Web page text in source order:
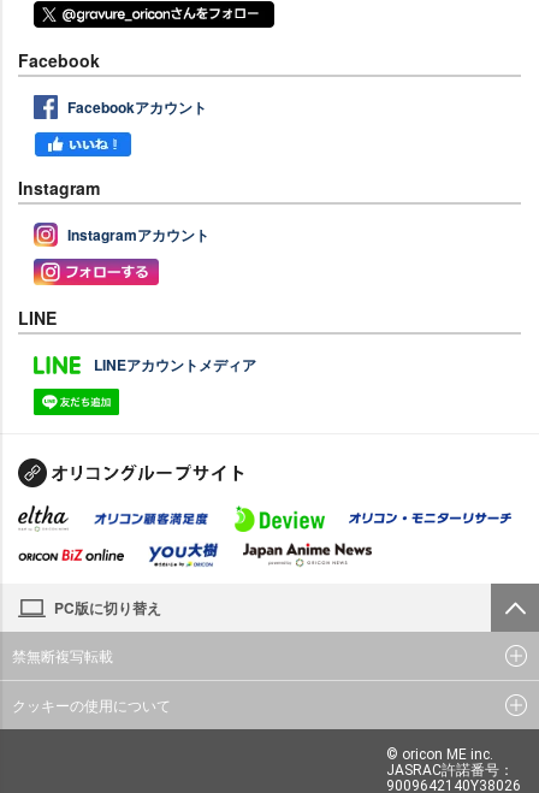
Facebook
Facebookアカウント
Instagram
Instagramアカウント
LINE
LINEアカウントメディア
PC版に切り替え
禁無断複写転載
クッキーの使用について
© oricon ME inc.
JASRAC許諾番号：
9009642140Y38026